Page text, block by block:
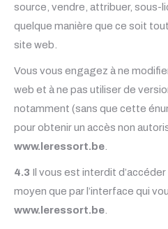
source, vendre, attribuer, sous-
quelque manière que ce soit
site web.
Vous vous engagez à ne
web et à ne pas utiliser de
notamment (sans que cette
pour obtenir un accès non
www.leressort.be
4.3 Il vous est interdit
moyen que par l’interface qui
www.leressort.be